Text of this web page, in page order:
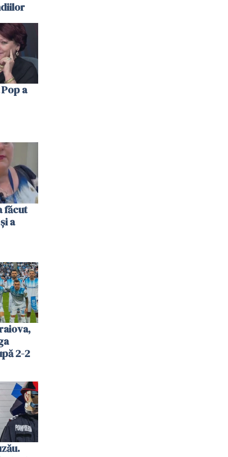
a
făcut
a
2-2